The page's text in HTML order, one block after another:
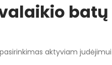
aktyviam